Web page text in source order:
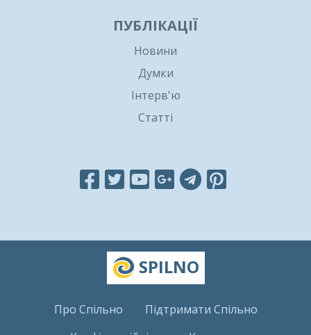
ПУБЛІКАЦІЇ
Новини
Думки
Інтерв'ю
Статті
SPILNO
Про Спільно
Підтримати Спільно